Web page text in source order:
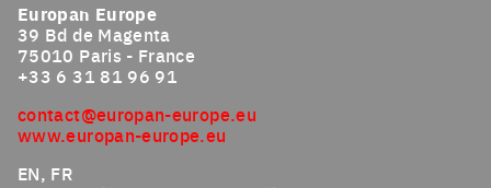
Europan Europe
39 Bd de Magenta
75010 Paris - France
+33 6 31 81 96 91
contact@europan-europe.eu
www.europan-europe.eu
EN, FR